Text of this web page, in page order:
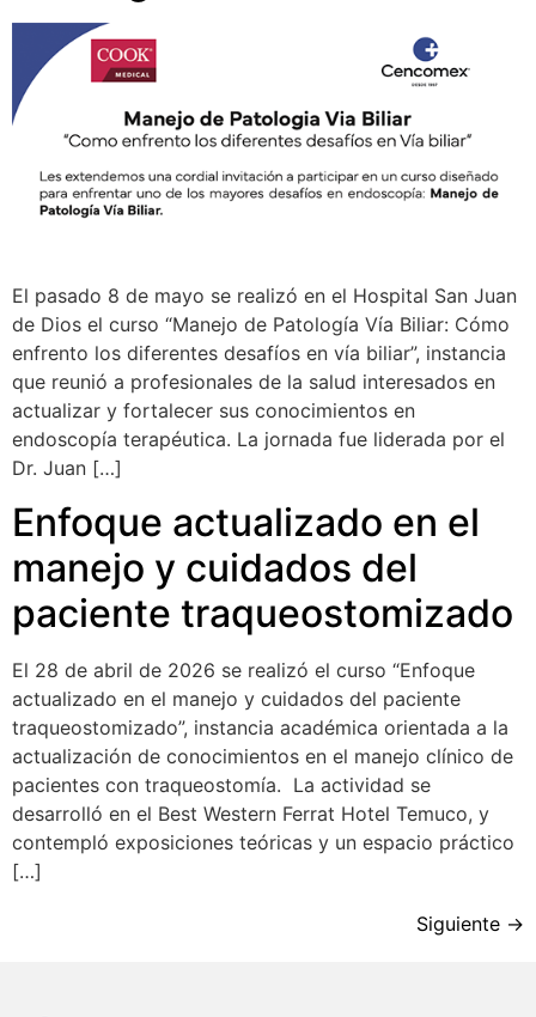
El pasado 8 de mayo se realizó en el Hospital San Juan
de Dios el curso “Manejo de Patología Vía Biliar: Cómo
enfrento los diferentes desafíos en vía biliar”, instancia
que reunió a profesionales de la salud interesados en
actualizar y fortalecer sus conocimientos en
endoscopía terapéutica. La jornada fue liderada por el
Dr. Juan […]
Enfoque actualizado en el
manejo y cuidados del
paciente traqueostomizado
El 28 de abril de 2026 se realizó el curso “Enfoque
actualizado en el manejo y cuidados del paciente
traqueostomizado”, instancia académica orientada a la
actualización de conocimientos en el manejo clínico de
pacientes con traqueostomía. La actividad se
desarrolló en el Best Western Ferrat Hotel Temuco, y
contempló exposiciones teóricas y un espacio práctico
[…]
Siguiente →